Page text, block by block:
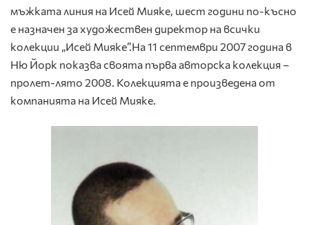
мъжката линия на Исей Мияке, шест години по-късно
е назначен за художествен директор на всички
колекции „Исей Мияке”.На 11 септември 2007 година в
Ню Йорк показва своята първа авторска колекция –
пролет-лято 2008. Колекцията е произведена от
компанията на Исей Мияке.